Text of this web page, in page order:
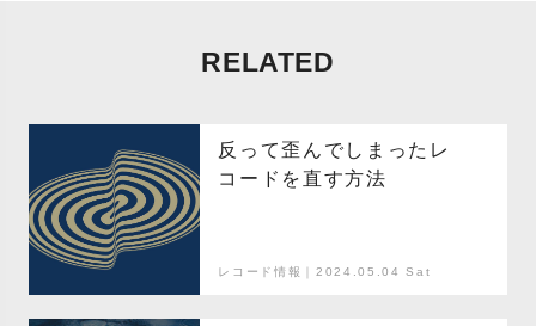
RELATED
反って歪んでしまったレ
コードを直す方法
レコード情報｜2024.05.04 Sat